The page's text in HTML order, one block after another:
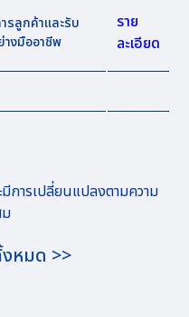
รลูกค้าและรับ
างมืออาชีพ
ราย
ละเอียด
มีการเปลี่ยนแปลงตามความ
ม
หมด >>